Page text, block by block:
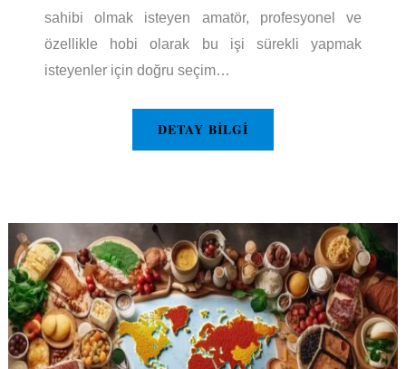
sahibi olmak isteyen amatör, profesyonel ve
özellikle hobi olarak bu işi sürekli yapmak
isteyenler için doğru seçim…
DETAY BILGI